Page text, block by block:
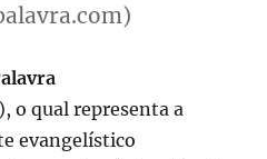
), o qual representa a
evangelístico